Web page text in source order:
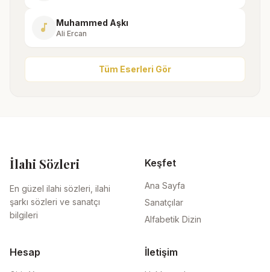
music_note Muhammed Aşkı
Ali Ercan
Tüm Eserleri Gör
İlahi Sözleri
En güzel ilahi sözleri, ilahi
şarkı sözleri ve sanatçı
bilgileri
Keşfet
Ana Sayfa
Sanatçılar
Alfabetik Dizin
Hesap İletişim